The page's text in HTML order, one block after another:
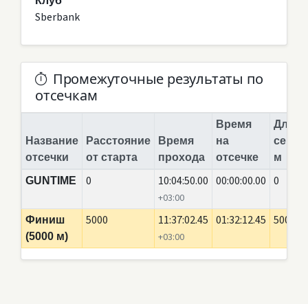
Sberbank
Промежуточные результаты по
отсечкам
Название
отсечки
Расстояние
от старта
Время
прохода
Время
на
отсечке
Длина
м
GUNTIME
0 10:04:50.00
+03:00
00:00:00.00 0
Финиш
(5000 м)
5000 11:37:02.45
+03:00
01:32:12.45 5000